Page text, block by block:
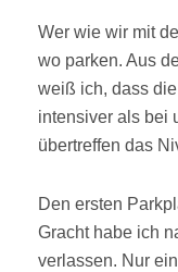
Wer wie wir mit
wo parken. Aus
weiß ich, dass
intensiver als bei
übertreffen das
Den ersten
Gracht habe ich
verlassen. Nur